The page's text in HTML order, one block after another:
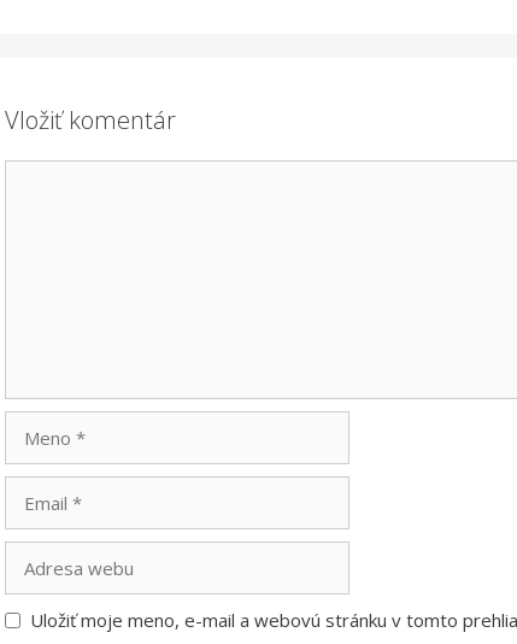
Vložiť komentár
webu
Uložiť moje meno, e-mail a webovú stránku v tomto